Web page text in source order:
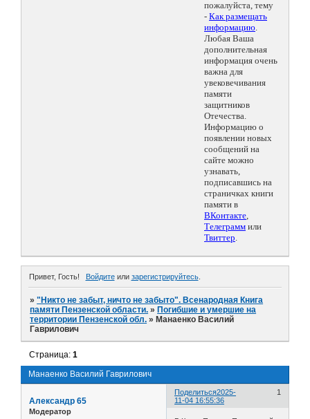
пожалуйста, тему
- Как размещать
информацию.
Любая Ваша
дополнительная
информация очень
важна для
увековечивания
памяти
защитников
Отечества.
Информацию о
появлении новых
сообщений на
сайте можно
узнавать,
подписавшись на
страничках книги
памяти в
ВКонтакте,
Телеграмм или
Твиттер.
Привет, Гость! Войдитеили зарегистрируйтесь.
»"Никто не забыт, ничто не забыто". Всенародная Книга
памяти Пензенской области. » Погибшие и умершие на
территории Пензенской обл. » Манаенко Василий
Гаврилович
Манаенко Василий Гаврилович
Страница:1
Поделиться 1
2025-
11-04 16:55:36
Александр 65
Модератор